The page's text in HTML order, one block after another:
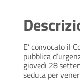
E’ convocato il
pubblica
giovedì 28
seduta per